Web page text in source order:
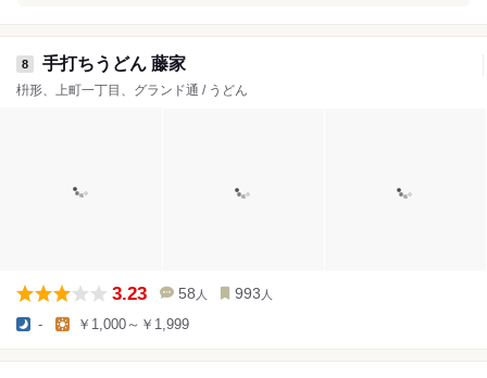
8 手打ちうどん 藤家
枡形、上町一丁目、グランド通 / うどん
3.23 58 人 993 人
- ￥1,000～￥1,999